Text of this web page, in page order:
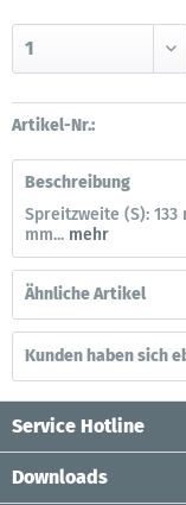
Artikel-Nr.:
Beschreibung
Spreitzweite (S):
mm... mehr
Ähnliche Artikel
Kunden haben sich
Service Hotline
Downloads